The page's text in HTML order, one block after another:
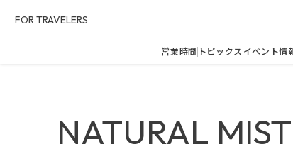
FOR TRAVELERS
営業時間 トピックス イベント情
NATURAL